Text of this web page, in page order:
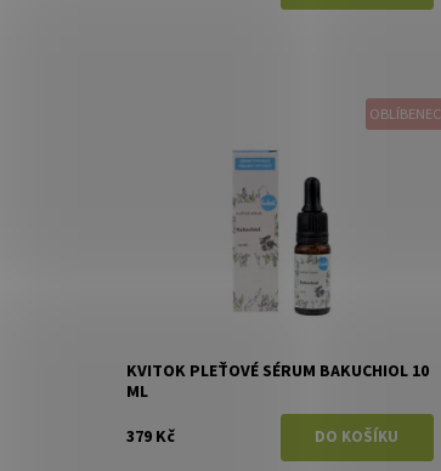
OBLÍBENEC
Kvitok
KVITOK PLEŤOVÉ SÉRUM BAKUCHIOL 10
ML
379 Kč